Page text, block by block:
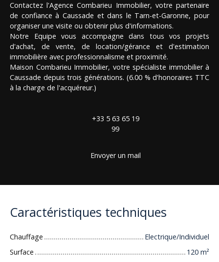
Contactez l'Agence Combarieu Immobilier, votre partenaire
de confiance à Caussade et dans le Tarn-et-Garonne, pour
organiser une visite ou obtenir plus d'informations.
Notre Equipe vous accompagne dans tous vos projets
d'achat, de vente, de location/gérance et d'estimation
immobilière avec professionnalisme et proximité.
Maison Combarieu Immobilier, votre spécialiste immobilier à
Caussade depuis trois générations. (6.00 % d'honoraires TTC
à la charge de l'acquéreur.)
+33 5 63 65 19
99
Envoyer un mail
Caractéristiques techniques
Chauffage
Electrique/Individuel
Surface
120 m²